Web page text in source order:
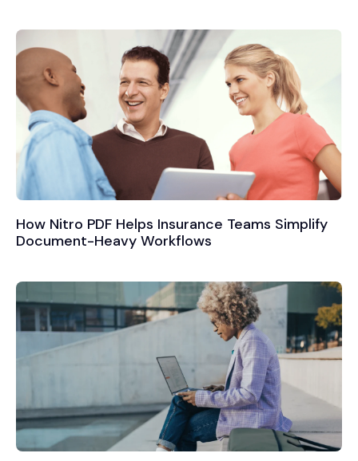
How Nitro PDF Helps Insurance Teams Simplify
Document-Heavy Workflows